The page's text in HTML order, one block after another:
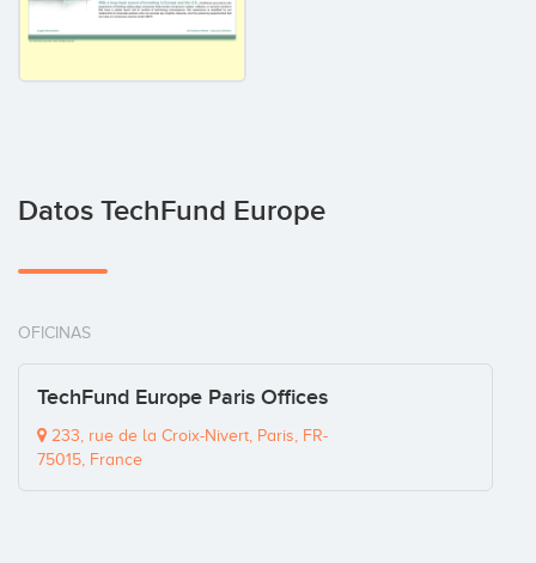
Datos TechFund Europe
OFICINAS
TechFund Europe Paris Offices
233, rue de la Croix-Nivert, Paris, FR-
75015, France